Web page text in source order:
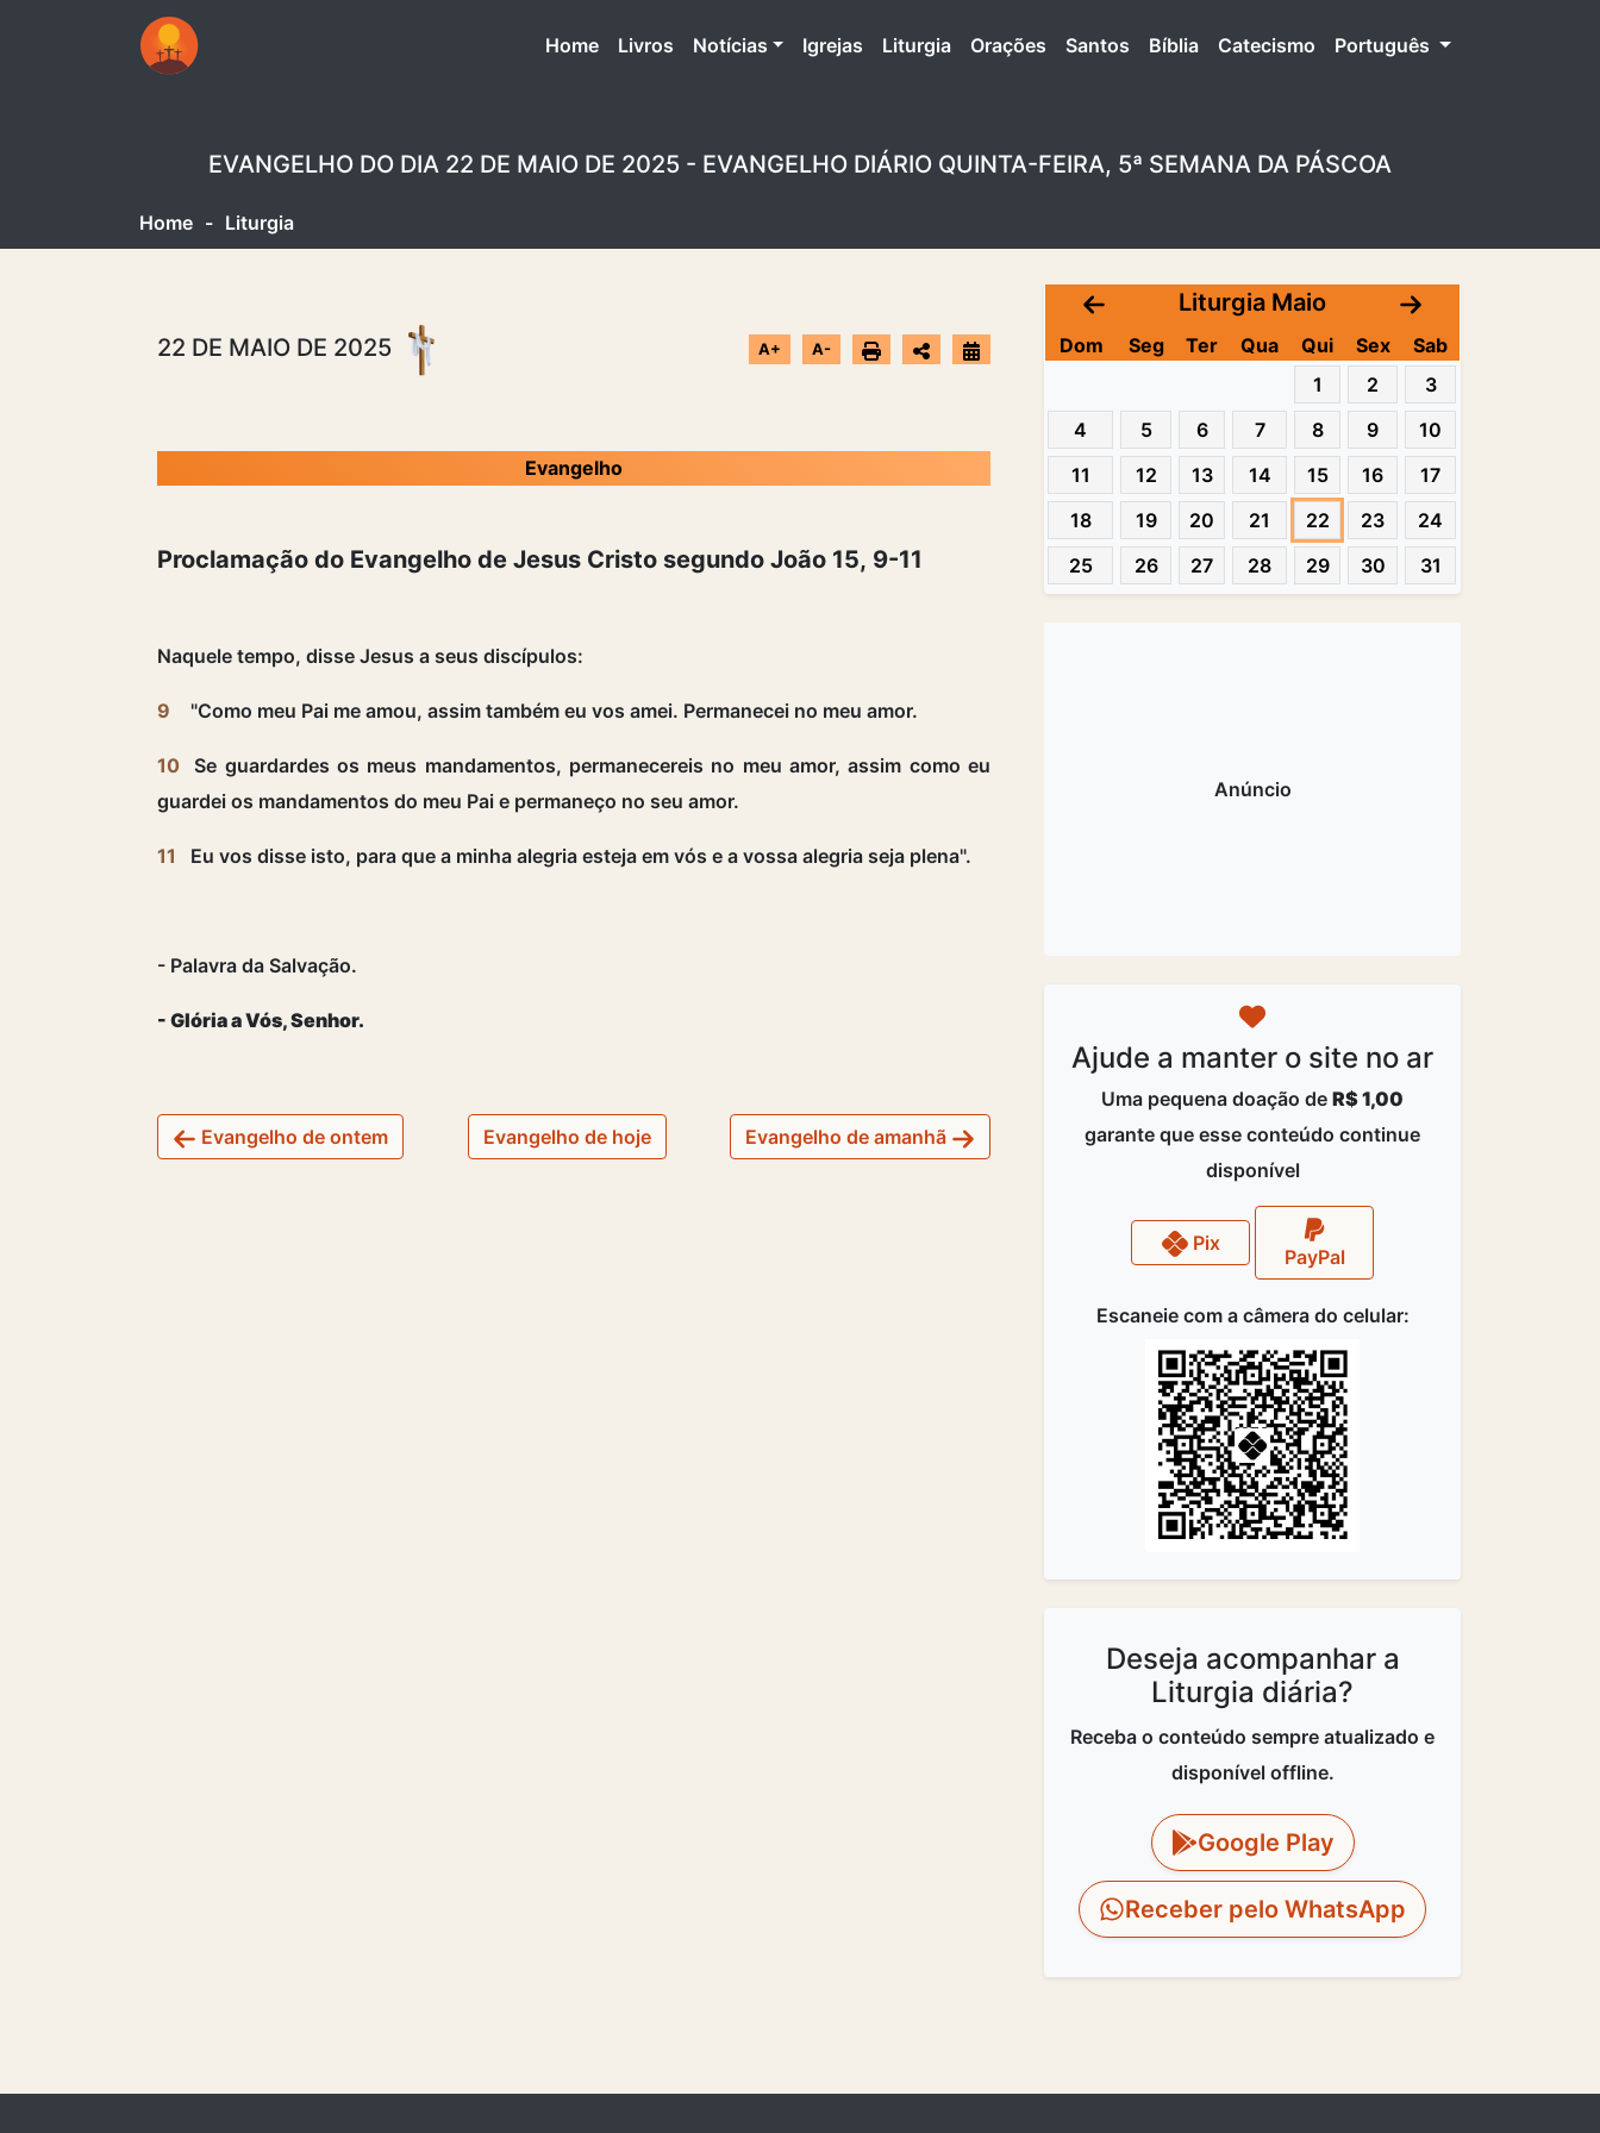
Home(atual)
Livros Notícias Igrejas Liturgia Orações Santos Bíblia Catecismo Português
EVANGELHO DO DIA 22 DE MAIO DE 2025 - EVANGELHO DIÁRIO QUINTA-FEIRA, 5ª SEMANA DA PÁSCOA
Home - Liturgia
22 DE MAIO DE 2025 A+ A-
Evangelho
Proclamação do Evangelho de Jesus Cristo segundo João 15, 9-11
Naquele tempo, disse Jesus a seus discípulos:
9 "Como meu Pai me amou, assim também eu vos amei. Permanecei no meu amor.
10
Se guardardes os meus mandamentos, permanecereis no meu amor, assim como eu
guardei os mandamentos do meu Pai e permaneço no seu amor.
11 Eu vos disse isto, para que a minha alegria esteja em vós e a vossa alegria seja plena".
- Palavra da Salvação.
- Glória a Vós, Senhor.
Evangelho de ontem Evangelho de hoje Evangelho de amanhã
Liturgia Maio
Dom Seg Ter Qua Qui Sex
Sab
1
2
3
4
5 6 7 8 9
10
11
12 13 14 15 16
17
18
19 20 21 22 23
24
25
26 27 28 29 30 31
Ajude a manter o site no ar
Uma pequena doação de R$ 1,00
garante que esse conteúdo continue
disponível
Pix
PayPal
Escaneie com a câmera do celular:
Deseja acompanhar a
Liturgia diária?
Receba o conteúdo sempre atualizado e
disponível offline.
Google Play
Receber pelo WhatsApp